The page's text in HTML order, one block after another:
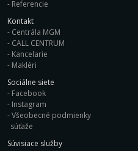
Referencie
Kontakt
Centrála MGM
CALL CENTRUM
Kancelarie
Makléri
Sociálne siete
Facebook
Instagram
Všeobecné podmienky
súťaže
Súvisiace služby